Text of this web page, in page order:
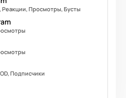
Реакции, Просмотры, Бусты
Подписчики